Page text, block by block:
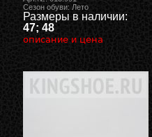
Сезон обуви: Лето
Размеры в наличии:
47; 48
описание и цена